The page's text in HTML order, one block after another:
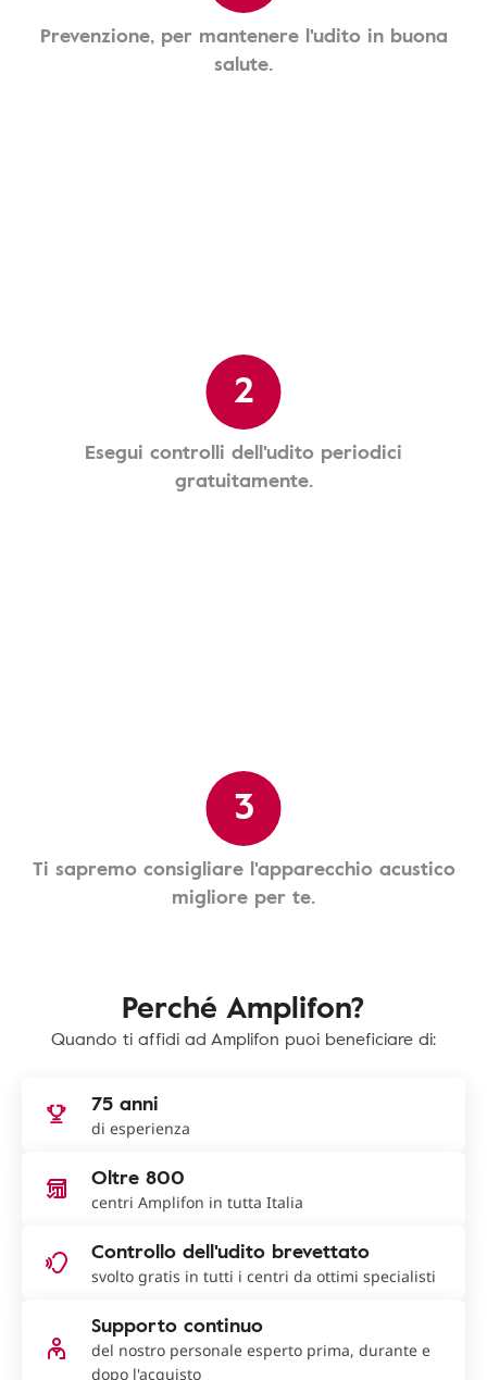
Prevenzione, per mantenere l'udito in buona
salute.
2
Esegui controlli dell'udito periodici
gratuitamente.
3
Ti sapremo consigliare l'apparecchio acustico
migliore per te.
Perché Amplifon?
Quando ti affidi ad Amplifon puoi beneficiare di:
75 anni
di esperienza
Oltre 800
centri Amplifon in tutta Italia
Controllo dell'udito brevettato
svolto gratis in tutti i centri da ottimi specialisti
Supporto continuo
del nostro personale esperto prima, durante e
dopo l'acquisto